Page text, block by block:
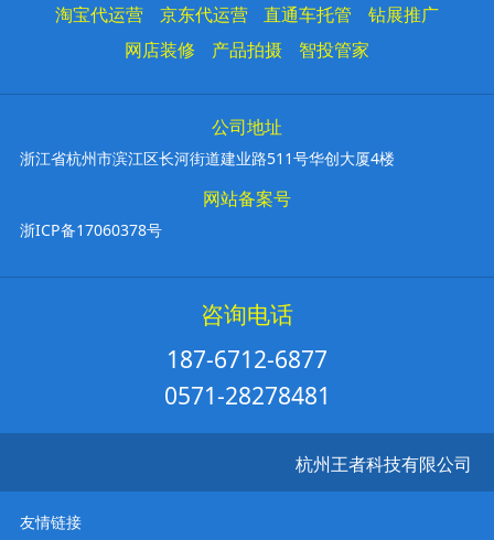
淘宝代运营 京东代运营 直通车托管
钻展推广
网店装修
产品拍摄 智投管家
公司地址
浙江省杭州市滨江区长河街道建业路511号华创大厦4楼
网站备案号
浙ICP备17060378号
咨询电话
187-6712-6877
0571-28278481
杭州王者科技有限公司
友情链接